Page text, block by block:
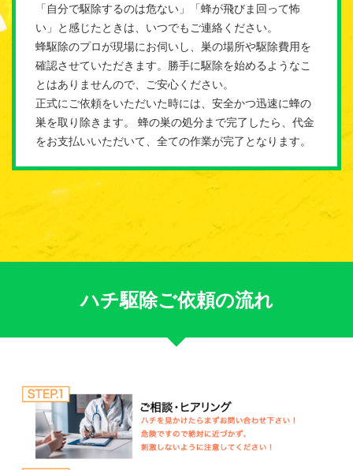
「自分で駆除するのは危ない」「蜂が飛びま回って怖
い」と感じたときは、いつでもご連絡ください。
蜂駆除のプロが現場にお伺いし、巣の場所や駆除費用を
確認させていただきます。勝手に駆除を始めるようなこ
とはありませんので、ご安心ください。
正式にご依頼をいただいた時には、安全かつ迅速に蜂の
巣を取り除きます。 蜂の巣の処分まで完了したら、代金
をお支払いいただいて、全ての作業が完了となります。
ハチ駆除ご依頼の流れ